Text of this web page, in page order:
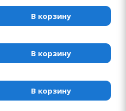
В корзину
В корзину
В корзину